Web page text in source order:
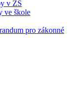
v ZŠ
ve škole
pro zákonné